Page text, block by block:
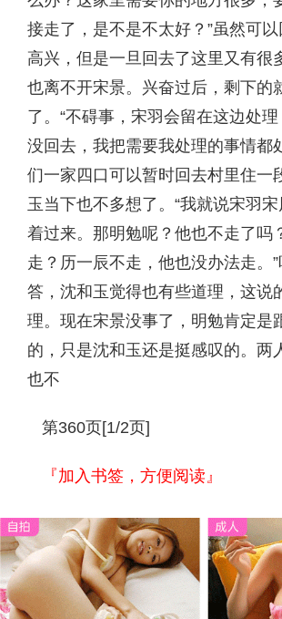
接走了，是不是不太好？”虽然可
高兴，但是一旦回去了这里又有很
也离不开宋景。兴奋过后，剩下的
了。“不碍事，宋羽会留在这边处
没回去，我把需要我处理的事情都
们一家四口可以暂时回去村里住一
玉当下也不多想了。“我就说宋羽
着过来。那明勉呢？他也不走了吗
走？历一辰不走，他也没办法走。
答，沈和玉觉得也有些道理，这说
理。现在宋景没事了，明勉肯定是
的，只是沈和玉还是挺感叹的。两
也不
第360页[1/2页]
『加入书签，方便阅读』